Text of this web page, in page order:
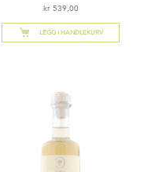
kr 539,00
LEGG I HANDLEKURV